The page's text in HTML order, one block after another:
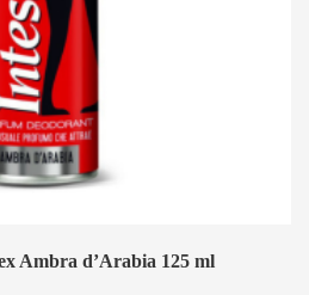
Ambra d’Arabia 125 ml